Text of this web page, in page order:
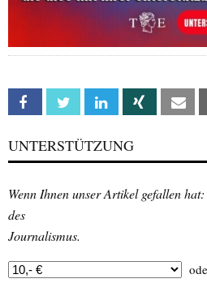
Facebook Twitter Linkedin Xing
UNTERSTÜTZUNG
Wenn Ihnen unser Artikel gefallen
des
Journalismus.